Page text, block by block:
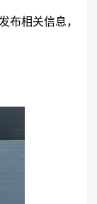
布相关信息，